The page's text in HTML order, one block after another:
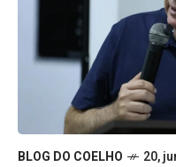
BLOG DO COELHO 20,